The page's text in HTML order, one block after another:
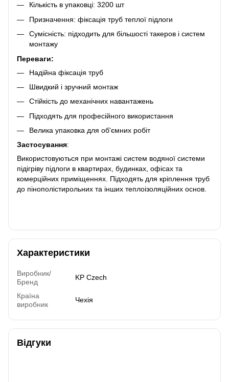
Кількість в упаковці: 3200 шт
Призначення: фіксація труб теплої підлоги
Сумісність: підходить для більшості такеров і систем
монтажу
Переваги:
Надійна фіксація труб
Швидкий і зручний монтаж
Стійкість до механічних навантажень
Підходять для професійного використання
Велика упаковка для об'ємних робіт
Застосування:
Використовуються при монтажі систем водяної системи
підігріву підлоги в квартирах, будинках, офісах та
комерційних приміщеннях. Підходять для кріплення труб
до пінополістирольних та інших теплоізоляційних основ.
Характеристики
Виробник/
Бренд
KP Czech
Країна
виробник
Чехія
Відгуки